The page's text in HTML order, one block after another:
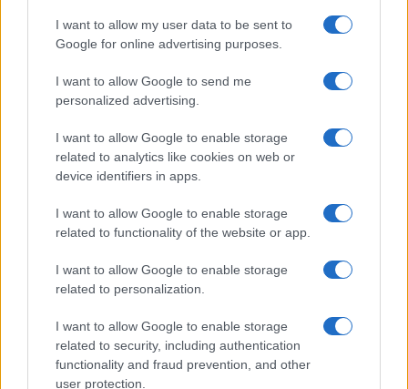
I want to allow my user data to be sent to
Google for online advertising purposes.
I want to allow Google to send me
personalized advertising.
I want to allow Google to enable storage
related to analytics like cookies on web or
device identifiers in apps.
I want to allow Google to enable storage
related to functionality of the website or app.
I want to allow Google to enable storage
related to personalization.
I want to allow Google to enable storage
related to security, including authentication
functionality and fraud prevention, and other
user protection.